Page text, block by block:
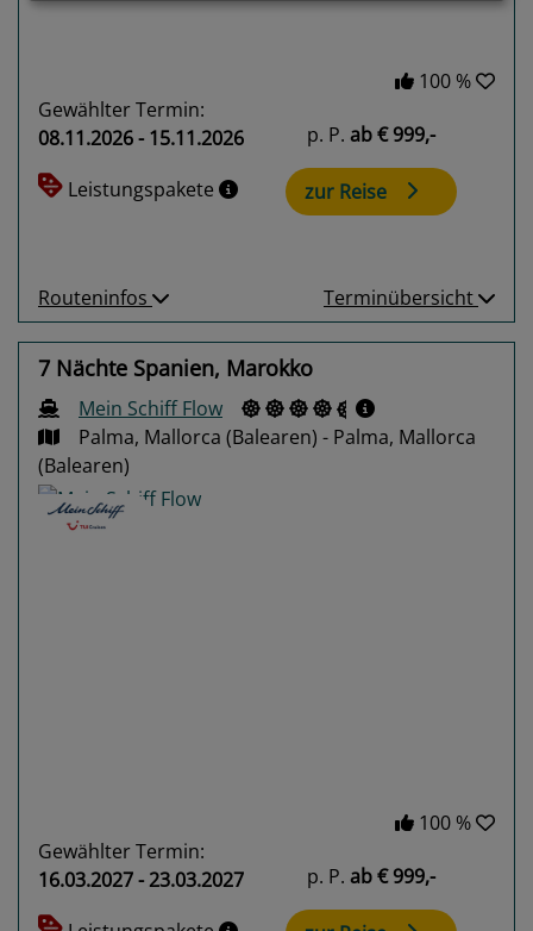
100 %
Gewählter Termin:
08.11.2026 - 15.11.2026
Leistungspakete
p. P. ab€ 999,-
zur Reise
Routeninfos Terminübersicht
7 Nächte Spanien, Marokko
Mein Schiff Flow
Palma, Mallorca (Balearen) - Palma, Mallorca
(Balearen)
100 %
Gewählter Termin:
16.03.2027 - 23.03.2027
p. P. ab€ 999,-